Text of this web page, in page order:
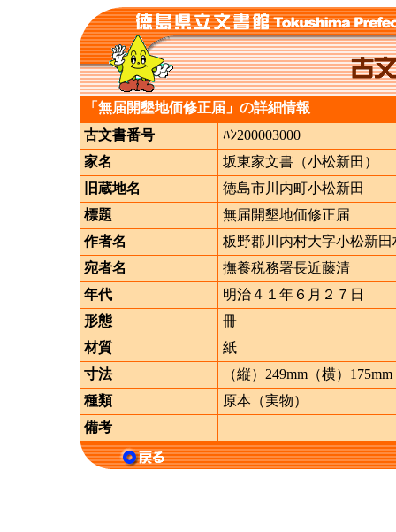
「無届開墾地価修正届」の詳細情報
古文書番号
ﾊﾝ200003000
家名
坂東家文書（小松新田）
旧蔵地名
徳島市川内町小松新田
標題
無届開墾地価修正届
作者名
板野郡川内村大字小松新
宛者名
撫養税務署長近藤清
年代
明治４１年６月２７日
形態
冊
材質
紙
寸法
（縦）249mm（横）175mm
種類
原本（実物）
備考